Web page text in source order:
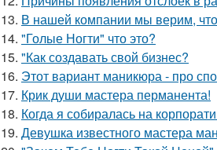
13. В нашей компании мы верим, что
14. "Голые Ногти" что это?
15. "Как создавать свой бизнес?
16. Этот вариант маникюра - про
17. Крик души мастера перманента!
18. Когда я собиралась на
19. Девушка известного мастера